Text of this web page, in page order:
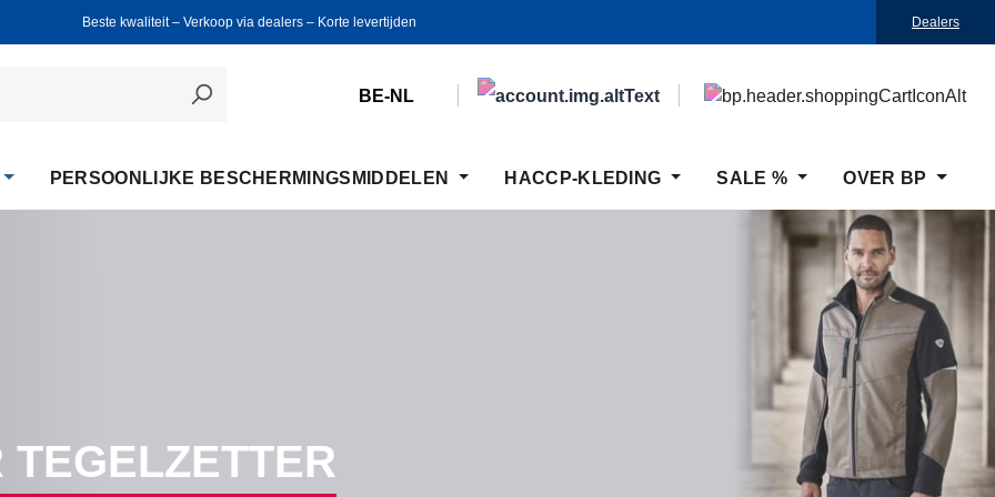
Beste kwaliteit ‒ Verkoop via dealers ‒ Korte levertijden Dealers
BE-NL
PERSOONLIJKE BESCHERMINGSMIDDELEN HACCP-KLEDING SALE % OVER BP